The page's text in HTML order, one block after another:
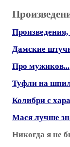
Дамские
Про мужиков...
Туфли на
Колибри с
Мася лучше
Никогда я не